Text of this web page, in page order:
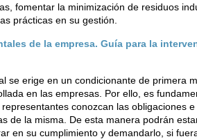
fomentar la minimización de residuos
prácticas en su gestión.
de la empresa. Guía para la
se erige en un condicionante de primera
en las empresas. Por ello, es
conozcan las obligaciones e
de la misma. De esta manera podrán
en su cumplimiento y demandarlo, si